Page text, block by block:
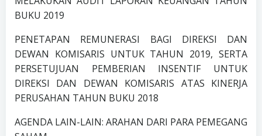
BUKU 2019
PENETAPAN REMUNERASI BAGI DIREKSI DAN
DEWAN KOMISARIS UNTUK TAHUN 2019, SERTA
PERSETUJUAN PEMBERIAN INSENTIF UNTUK
DIREKSI DAN DEWAN KOMISARIS ATAS KINERJA
PERUSAHAN TAHUN BUKU 2018
AGENDA LAIN-LAIN: ARAHAN DARI PARA PEMEGANG